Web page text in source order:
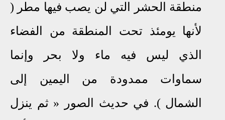
منطقة الحشر التي لن يصب فيها مطر (
لأنها يومئذ تحت المنطقة من الفضاء
الذي ليس فيه ماء ولا بحر وإنما
سماوات ممدودة من اليمين إلى
الشمال ). في حديث الصور « ثم ينزل